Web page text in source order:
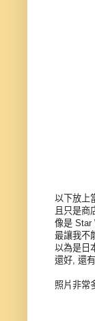
以下放上
且只是商
像是 Star
最讓我不
以為是日
還好, 還
照片非常